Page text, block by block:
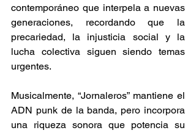
contemporáneo que interpela a nuevas
generaciones, recordando que la
precariedad, la injusticia social y la
lucha colectiva siguen siendo temas
urgentes.
Musicalmente, “Jornaleros” mantiene el
ADN punk de la banda, pero incorpora
una riqueza sonora que potencia su